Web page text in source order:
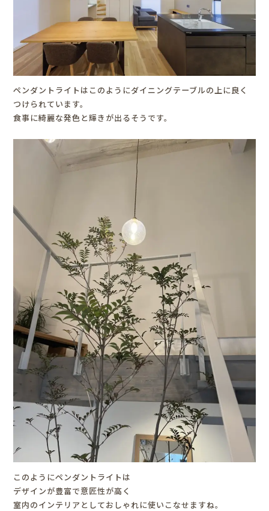
ペンダントライトはこのようにダイニングテーブルの上に良く
つけられています。
食事に綺麗な発色と輝きが出るそうです。
このようにペンダントライトは
デザインが豊富で意匠性が高く
室内のインテリアとしておしゃれに使いこなせますね。